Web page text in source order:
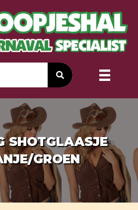
SHOTGLAASJE
GROEN